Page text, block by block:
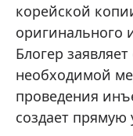
корейской
оригинального
Блогер
необходимой
проведения
создает прямую